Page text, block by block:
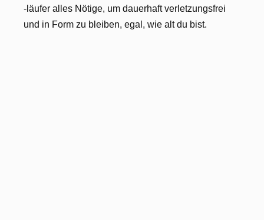
-läufer alles Nötige, um dauerhaft verletzungsfrei
und in Form zu bleiben, egal, wie alt du bist.